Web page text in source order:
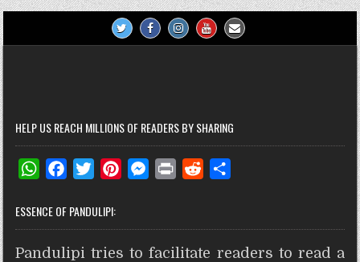
HELP US REACH MILLIONS OF READERS BY SHARING
W
a
t
s
c
e
b
T
i
t
t
t
e
M
s
e
n
t
d
i
r
e
ESSENCE OF PANDULIPI:
Pandulipi tries to facilitate readers to read a